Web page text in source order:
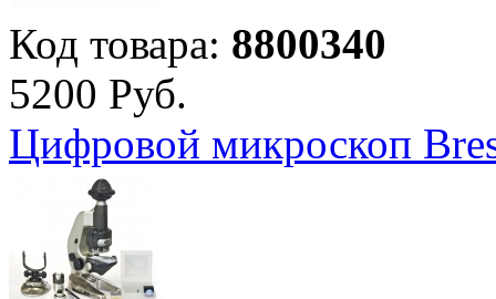
Код товара: 8800340
5200 Руб.
Цифровой микроскоп